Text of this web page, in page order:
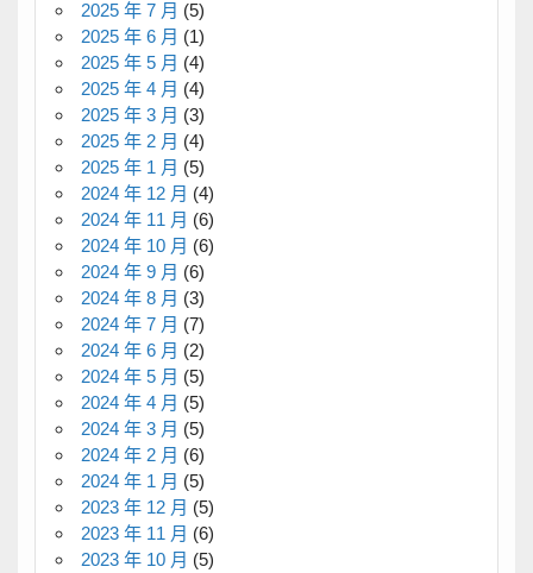
2025 年 7 月 (5)
2025 年 6 月 (1)
2025 年 5 月 (4)
2025 年 4 月 (4)
2025 年 3 月 (3)
2025 年 2 月 (4)
2025 年 1 月 (5)
2024 年 12 月 (4)
2024 年 11 月 (6)
2024 年 10 月 (6)
2024 年 9 月 (6)
2024 年 8 月 (3)
2024 年 7 月 (7)
2024 年 6 月 (2)
2024 年 5 月 (5)
2024 年 4 月 (5)
2024 年 3 月 (5)
2024 年 2 月 (6)
2024 年 1 月 (5)
2023 年 12 月 (5)
2023 年 11 月 (6)
2023 年 10 月 (5)